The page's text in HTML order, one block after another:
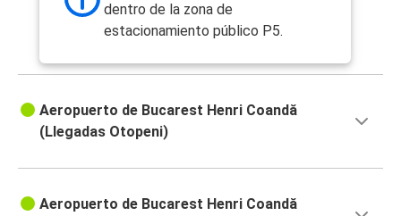
dentro de la zona de
estacionamiento público P5.
Aeropuerto de Bucarest Henri Coandă
(Llegadas Otopeni)
Aeropuerto de Bucarest Henri Coandă